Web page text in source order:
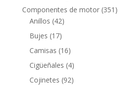
productos
Componentes de motor 351 351
Anillos 4242
Bujes 1717
productos
Camisas 1616
productos
Cigüeñales 44
productos
Cojinetes 9292